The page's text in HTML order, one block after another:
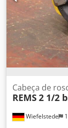
Wiefelstede
Cabeça de
REMS2 1/2